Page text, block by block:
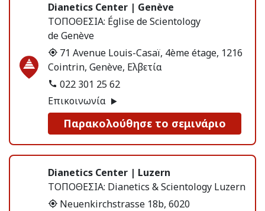
Dianetics Center | Genève
ΤΟΠΟΘΕΣΙΑ: Église de Scientology
de Genève
71 Avenue Louis-Casaï, 4ème étage, 1216
Cointrin, Genève, Ελβετία
022 301 25 62
Επικοινωνία
Παρακολούθησε το σεμινάριο
Dianetics Center | Luzern
ΤΟΠΟΘΕΣΙΑ: Dianetics & Scientology Luzern
Neuenkirchstrasse 18b, 6020